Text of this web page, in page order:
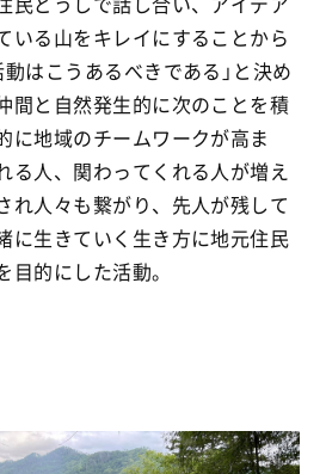
民どうしで話し合い、アイデア
いる山をキレイにすることから
動はこうあるべきである」と決め
間と自然発生的に次のことを積
に地域のチームワークが高ま
る人、関わってくれる人が増え
れ人々も繋がり、先人が残して
に生きていく生き方に地元住民
目的にした活動。